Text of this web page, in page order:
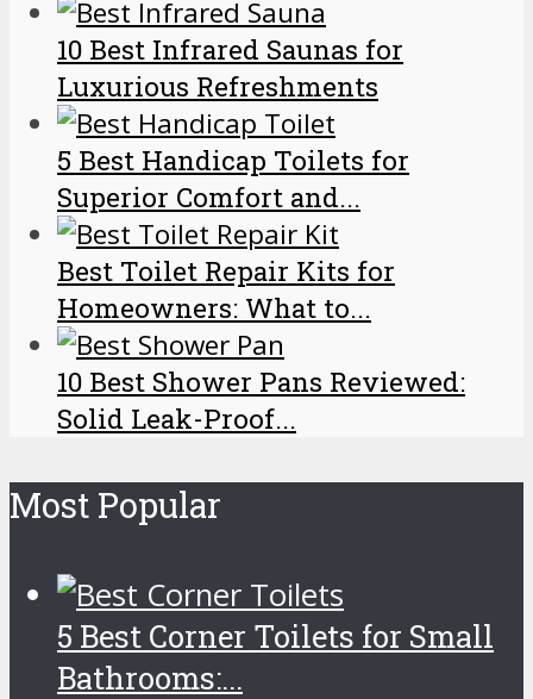
10 Best Infrared Saunas for
Luxurious Refreshments
5 Best Handicap Toilets for
Superior Comfort and...
Best Toilet Repair Kits for
Homeowners: What to...
10 Best Shower Pans Reviewed:
Solid Leak-Proof...
Most Popular
5 Best Corner Toilets for Small
Bathrooms:...